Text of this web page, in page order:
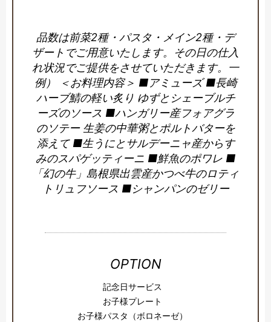
品数は前菜2種・パスタ・メイン2種・デ
ザートでご用意いたします。その日の仕入
れ状況でご提供をさせていただきます。一
例） ＜お料理内容＞ ■アミューズ ■長崎
ハーブ鯖の軽い炙り ゆずとシェーブルチ
ーズのソース ■ハンガリー産フォアグラ
のソテー 生姜の中華粥とポルトバターを
添えて ■生うにとサルデーニャ産からす
みのスパゲッティーニ ■鮮魚のポワレ ■
「幻の牛」島根県出雲産かつべ牛のロティ
トリュフソース ■シャンパンのゼリー
OPTION
記念日サービス
お子様プレート
お子様パスタ（ボロネーゼ）